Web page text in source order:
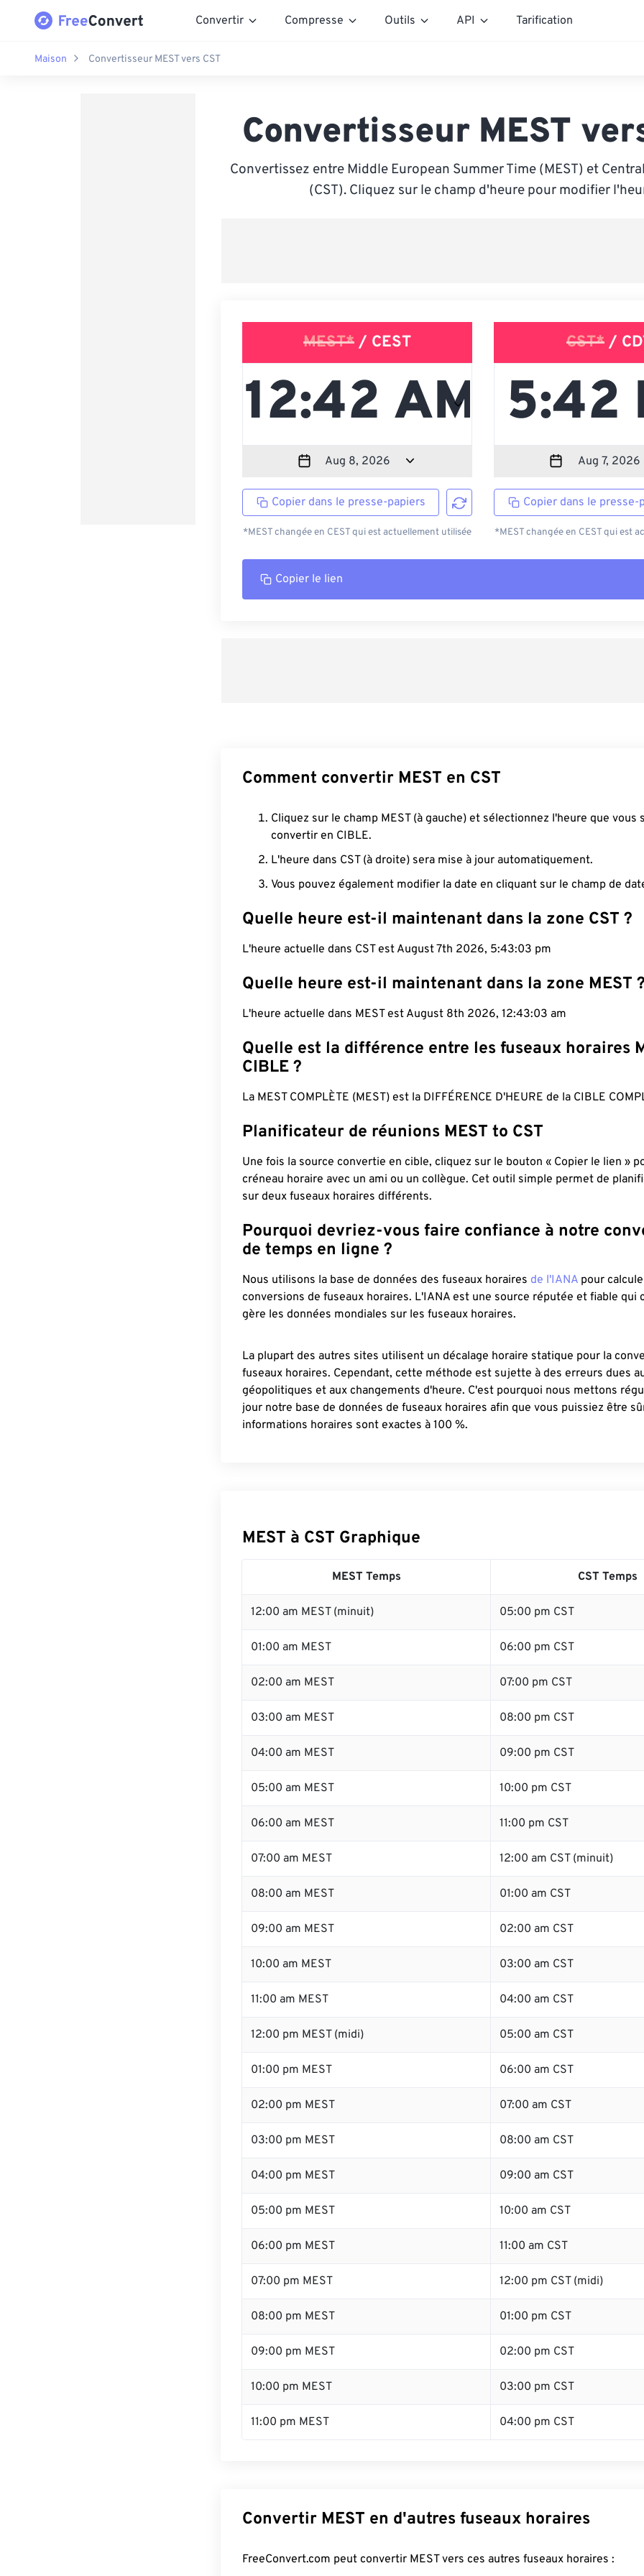
Convertir Compresse Outils API Tarification
Maison Convertisseur MEST vers CST
Convertisseur MEST
Convertissez entre Middle European Summer Time (MEST) et
(CST). Cliquez sur le champ d'heure pour modifier
MEST* / CEST
Copier dans le presse-papiers
*MEST changée en CEST qui est actuellement utilisée
CST*/
Copier dans le presse-
*MEST changée en CEST qui est
Copier le lien
Comment convertir MEST en CST
Cliquez sur le champ MEST (à gauche) et sélectionnez l'heure que vous
convertir en CIBLE.
L'heure dans CST (à droite) sera mise à jour automatiquement.
Vous pouvez également modifier la date en cliquant sur le champ de
Quelle heure est-il maintenant dans la zone CST ?
L'heure actuelle dans CST est August 7th 2026, 5:43:04 pm
Quelle heure est-il maintenant dans la zone MEST ?
L'heure actuelle dans MEST est August 8th 2026, 12:43:04 am
Quelle est la différence entre les fuseaux horaires
CIBLE ?
La MEST COMPLÈTE (MEST) est la DIFFÉRENCE D'HEURE de la CIBLE
Planificateur de réunions MEST to CST
Une fois la source convertie en cible, cliquez sur le bouton « Copier le lien »
créneau horaire avec un ami ou un collègue. Cet outil simple permet de
sur deux fuseaux horaires différents.
Pourquoi devriez-vous faire confiance à notre
de temps en ligne ?
Nous utilisons la base de données des fuseaux horaires de l'IANA pour
conversions de fuseaux horaires. L'IANA est une source réputée et fiable qui
gère les données mondiales sur les fuseaux horaires.
La plupart des autres sites utilisent un décalage horaire statique pour la
fuseaux horaires. Cependant, cette méthode est sujette à des erreurs dues
géopolitiques et aux changements d'heure. C'est pourquoi nous mettons
jour notre base de données de fuseaux horaires afin que vous puissiez être
informations horaires sont exactes à 100 %.
MEST à CST Graphique
MEST Temps CST Temps
12:00 am MEST (minuit) 05:00 pm CST
01:00 am MEST 06:00 pm CST
02:00 am MEST 07:00 pm CST
03:00 am MEST 08:00 pm CST
04:00 am MEST 09:00 pm CST
05:00 am MEST 10:00 pm CST
06:00 am MEST 11:00 pm CST
07:00 am MEST 12:00 am CST (minuit)
08:00 am MEST 01:00 am CST
09:00 am MEST 02:00 am CST
10:00 am MEST 03:00 am CST
11:00 am MEST 04:00 am CST
12:00 pm MEST (midi) 05:00 am CST
01:00 pm MEST 06:00 am CST
02:00 pm MEST 07:00 am CST
03:00 pm MEST 08:00 am CST
04:00 pm MEST 09:00 am CST
05:00 pm MEST 10:00 am CST
06:00 pm MEST 11:00 am CST
07:00 pm MEST 12:00 pm CST (midi)
08:00 pm MEST 01:00 pm CST
09:00 pm MEST 02:00 pm CST
10:00 pm MEST 03:00 pm CST
11:00 pm MEST 04:00 pm CST
Convertir MEST en d'autres fuseaux horaires
FreeConvert.com peut convertir MEST vers ces autres fuseaux horaires :